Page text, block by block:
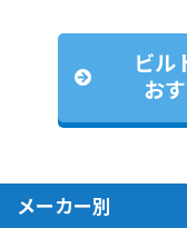
ビル
お
メーカー別